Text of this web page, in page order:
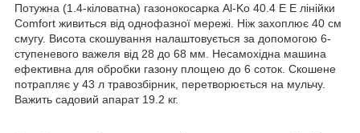
Потужна (1.4-кіловатна) газонокосарка Al-Ko 40.4 E E лінійки
Comfort живиться від однофазної мережі. Ніж захоплює 40 см
смугу. Висота скошування налаштовується за допомогою 6-
ступеневого важеля від 28 до 68 мм. Несамохідна машина
ефективна для обробки газону площею до 6 соток. Скошене
потрапляє у 43 л травозбірник, перетворюється на мульчу.
Важить садовий апарат 19.2 кг.